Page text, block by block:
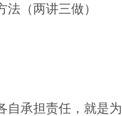
（两讲三做）
自承担责任，就是